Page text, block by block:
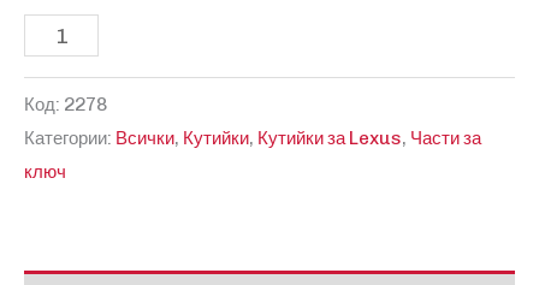
количество
Кутийка
за
Lexus
Код: 2278
Категории: Всички, Кутийки, Кутийки за Lexus, Части за
ключ